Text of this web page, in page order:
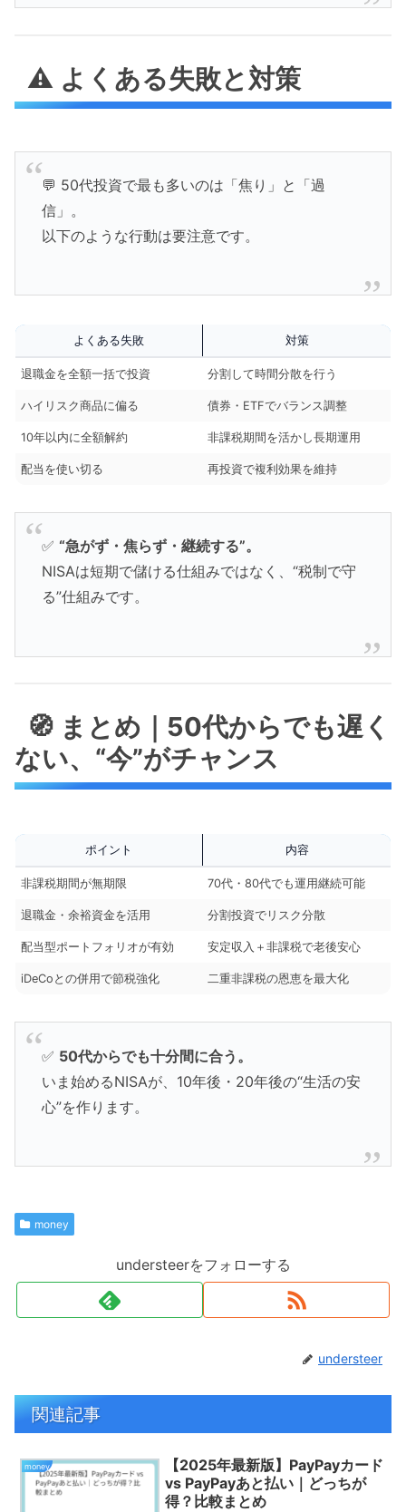
⚠️ よくある失敗と対策
💬 50代投資で最も多いのは「焦り」と「過
信」。
以下のような行動は要注意です。
よくある失敗 対策
退職金を全額一括で投資 分割して時間分散を行う
ハイリスク商品に偏る 債券・ETFでバランス調整
10年以内に全額解約 非課税期間を活かし長期運用
配当を使い切る 再投資で複利効果を維持
✅ “急がず・焦らず・継続する”。
NISAは短期で儲ける仕組みではなく、“税制で守
る”仕組みです。
🧭 まとめ｜50代からでも遅く
ない、“今”がチャンス
ポイント 内容
非課税期間が無期限 70代・80代でも運用継続可能
退職金・余裕資金を活用 分割投資でリスク分散
配当型ポートフォリオが有効 安定収入＋非課税で老後安心
iDeCoとの併用で節税強化 二重非課税の恩恵を最大化
✅ 50代からでも十分間に合う。
いま始めるNISAが、10年後・20年後の“生活の安
心”を作ります。
money
understeerをフォローする
understeer
関連記事
money
【2025年最新版】PayPayカード
vs PayPayあと払い｜どっちが
得？比較まとめ